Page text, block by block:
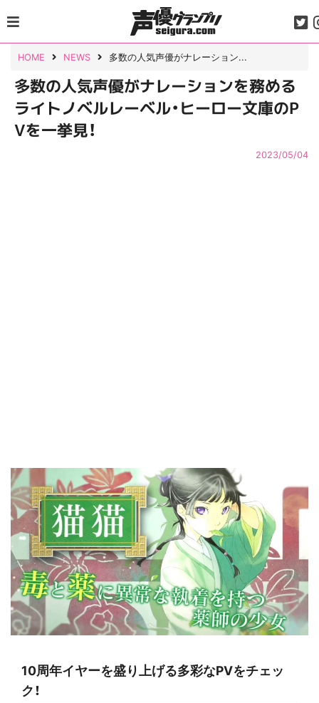
to
content
HOME NEWS 多数の人気声優がナレーション...
多数の人気声優がナレーションを務める
ライトノベルレーベル・ヒーロー文庫のP
Vを一挙見！
2023/05/04
10周年イヤーを盛り上げる多彩なPVをチェッ
ク！